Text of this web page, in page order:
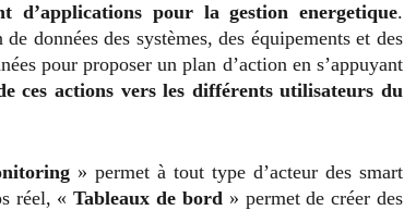
d’applications pour la gestion energetique.
données des systèmes, des équipements et des
pour proposer un plan d’action en s’appuyant
ces actions vers les différents utilisateurs du
» permet à tout type d’acteur des smart
réel, «Tableaux de bord » permet de créer des